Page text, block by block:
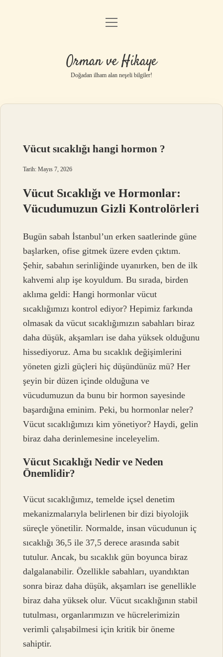
Anasayfa
Yasal Uyarı
menüyü
Orman ve Hikaye
Doğadan ilham alan neşeli bilgiler!
Vücut sıcaklığı hangi hormon ?
Tarih: Mayıs 7, 2026
Vücut Sıcaklığı ve Hormonlar:
Vücudumuzun Gizli Kontrolörleri
Bugün sabah İstanbul’un erken saatlerinde güne
başlarken, ofise gitmek üzere evden çıktım.
Şehir, sabahın serinliğinde uyanırken, ben de ilk
kahvemi alıp işe koyuldum. Bu sırada, birden
aklıma geldi: Hangi hormonlar vücut
sıcaklığımızı kontrol ediyor? Hepimiz farkında
olmasak da vücut sıcaklığımızın sabahları biraz
daha düşük, akşamları ise daha yüksek olduğunu
hissediyoruz. Ama bu sıcaklık değişimlerini
yöneten gizli güçleri hiç düşündünüz mü? Her
şeyin bir düzen içinde olduğuna ve
vücudumuzun da bunu bir hormon sayesinde
başardığına eminim. Peki, bu hormonlar neler?
Vücut sıcaklığımızı kim yönetiyor? Haydi, gelin
biraz daha derinlemesine inceleyelim.
Vücut Sıcaklığı Nedir ve Neden
Önemlidir?
Vücut sıcaklığımız, temelde içsel denetim
mekanizmalarıyla belirlenen bir dizi biyolojik
süreçle yönetilir. Normalde, insan vücudunun iç
sıcaklığı 36,5 ile 37,5 derece arasında sabit
tutulur. Ancak, bu sıcaklık gün boyunca biraz
dalgalanabilir. Özellikle sabahları, uyandıktan
sonra biraz daha düşük, akşamları ise genellikle
biraz daha yüksek olur. Vücut sıcaklığının stabil
tutulması, organlarımızın ve hücrelerimizin
verimli çalışabilmesi için kritik bir öneme
sahiptir.